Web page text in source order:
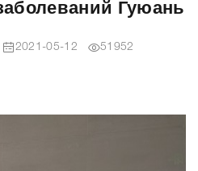
Гуюань
2021-05-12 51952